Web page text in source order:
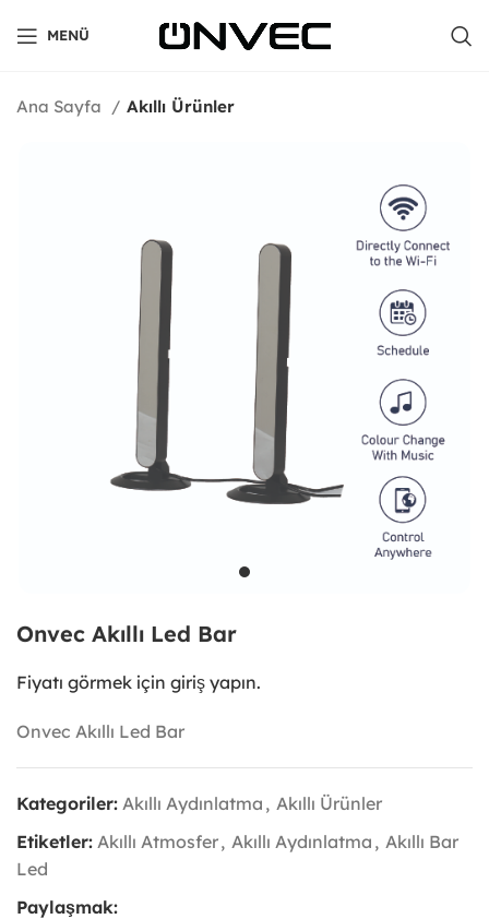
MENÜ
Ana Sayfa Akıllı Ürünler
Onvec Akıllı Led Bar
Fiyatı görmek için giriş yapın.
Onvec Akıllı Led Bar
Kategoriler: Akıllı Aydınlatma , Akıllı Ürünler
Etiketler: Akıllı Atmosfer, Akıllı Aydınlatma , Akıllı Bar
Led
Paylaşmak: